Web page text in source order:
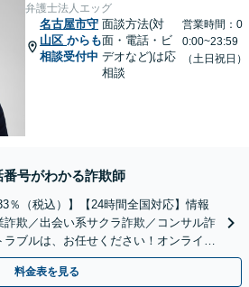
弁護士法人エッグ
名古屋市守
山区 からも
相談受付中
面談方法(対
面・電話・ビ
デオなど)は応
相談
営業時間：0
0:00~23:59
（土日祝日）
号がわかる詐欺師
％（税込）】【24時間全国対応】情報
欺／出会い系サクラ詐欺／コンサル詐
ブルは、お任せください！オンライン
料金表を見る